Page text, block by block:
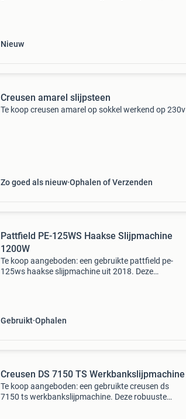
Nieuw
Creusen amarel slijpsteen
Te koop creusen amarel op sokkel werkend op 230v
Zo goed als nieuw Ophalen of Verzenden
Pattfield PE-125WS Haakse Slijpmachine
1200W
Te koop aangeboden: een gebruikte pattfield pe-
125ws haakse slijpmachine uit 2018. Deze
Gebruikt Ophalen
Creusen DS 7150 TS Werkbankslijpmachine
Te koop aangeboden: een gebruikte creusen ds
7150 ts werkbankslijpmachine. Deze robuuste